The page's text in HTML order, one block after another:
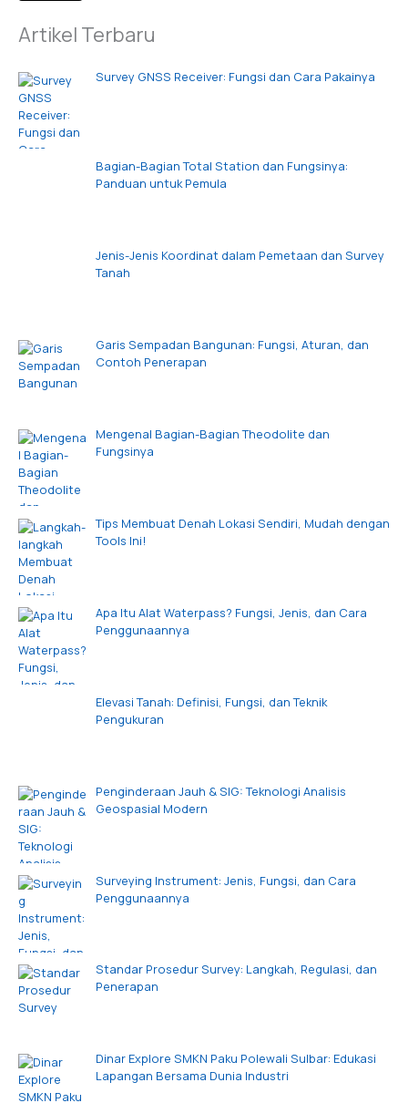
Artikel Terbaru
Survey GNSS Receiver: Fungsi dan Cara Pakainya
Bagian-Bagian Total Station dan Fungsinya:
Panduan untuk Pemula
Jenis-Jenis Koordinat dalam Pemetaan dan Survey
Tanah
Garis Sempadan Bangunan: Fungsi, Aturan, dan
Contoh Penerapan
Mengenal Bagian-Bagian Theodolite dan
Fungsinya
Tips Membuat Denah Lokasi Sendiri, Mudah dengan
Tools Ini!
Apa Itu Alat Waterpass? Fungsi, Jenis, dan Cara
Penggunaannya
Elevasi Tanah: Definisi, Fungsi, dan Teknik
Pengukuran
Penginderaan Jauh & SIG: Teknologi Analisis
Geospasial Modern
Surveying Instrument: Jenis, Fungsi, dan Cara
Penggunaannya
Standar Prosedur Survey: Langkah, Regulasi, dan
Penerapan
Dinar Explore SMKN Paku Polewali Sulbar: Edukasi
Lapangan Bersama Dunia Industri